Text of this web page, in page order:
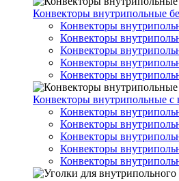
Конвекторы внутрипольные
Конвекторы
Конвекторы
Конвекторы
Конвекторы
Конвекторы
Конвекторы внутрипольные с
Конвекторы
Конвекторы
Конвекторы
Конвекторы
Конвекторы